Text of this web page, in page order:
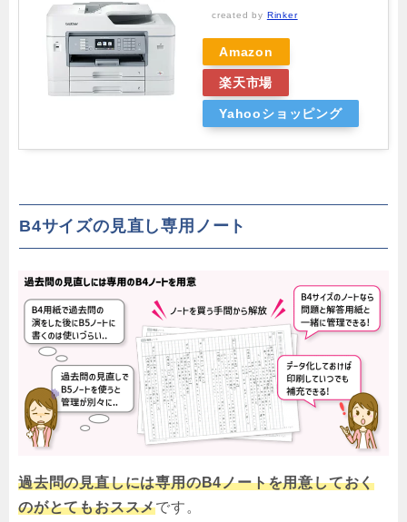
created by Rinker
Amazon
楽天市場
Yahooショッピング
B4サイズの見直し専用ノート
過去問の見直しには専用のB4ノートを用意しておく
のがとてもおススメです。